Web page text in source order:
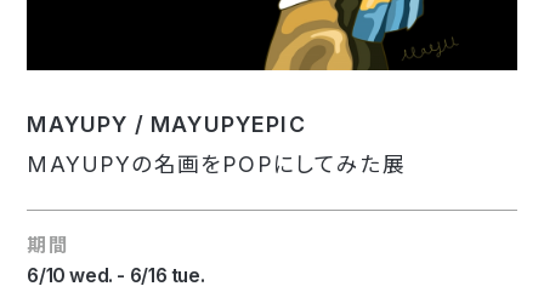
MAYUPY / MAYUPYEPIC
MAYUPYの名画をPOPにしてみた展
期間
6/10 wed. - 6/16 tue.